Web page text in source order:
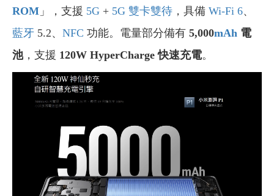
ROM 」 ，支援 5G + 5G 雙卡雙待 ，具備 Wi-Fi 6、
藍牙 5.2、 NFC 功能。電量部分備有 5,000mAh 電
池 ，支援 120W HyperCharge 快速充電。